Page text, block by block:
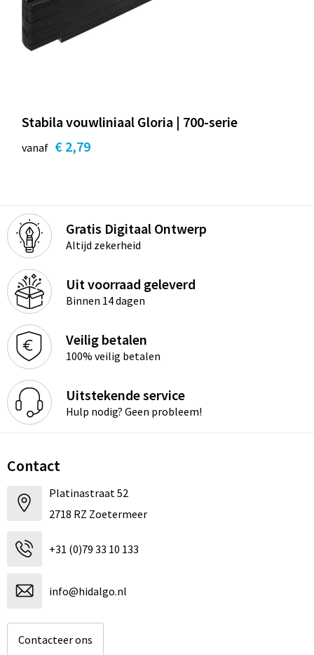
Stabila vouwliniaal Gloria | 700-serie
vanaf € 2,79
Gratis Digitaal Ontwerp
Altijd zekerheid
Uit voorraad geleverd
Binnen 14 dagen
Veilig betalen
100% veilig betalen
Uitstekende service
Hulp nodig? Geen probleem!
Contact
Platinastraat 52
2718 RZ Zoetermeer
+31 (0)79 33 10 133
info@hidalgo.nl
Contacteer ons